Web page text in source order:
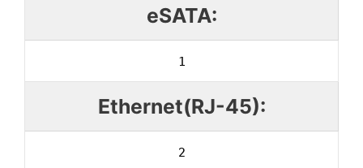
eSATA:
1
Ethernet(RJ-45):
2